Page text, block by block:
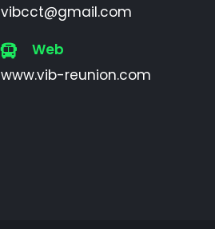
vibcct@gmail.com
Web
www.vib-reunion.com